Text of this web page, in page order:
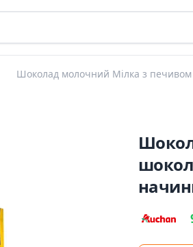
Шоколад молочний Мілка з